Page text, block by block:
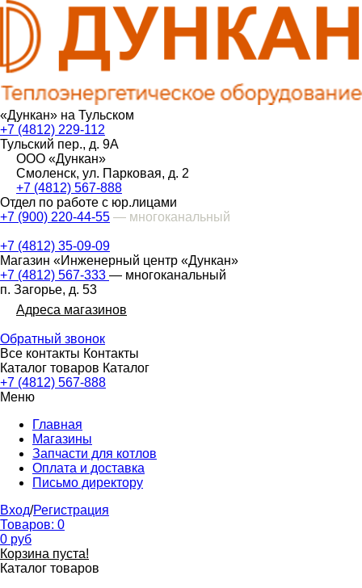
«Дункан» на Тульском
+7 (4812) 229-112
Тульский пер., д. 9А
ООО «Дункан»
Смоленск, ул. Парковая, д. 2
+7 (4812) 567-888
Отдел по работе с юр.лицами
+7 (900) 220-44-55 — многоканальный
+7 (4812) 35-09-09
Магазин «Инженерный центр «Дункан»
+7 (4812) 567-333 — многоканальный
п. Загорье, д. 53
Адреса магазинов
Обратный звонок
Все контакты Контакты
Каталог товаров Каталог
+7 (4812) 567-888
Меню
Главная
Магазины
Запчасти для котлов
Оплата и доставка
Письмо директору
Вход/Регистрация
Товаров: 0
0 руб
Корзина пуста!
Каталог товаров